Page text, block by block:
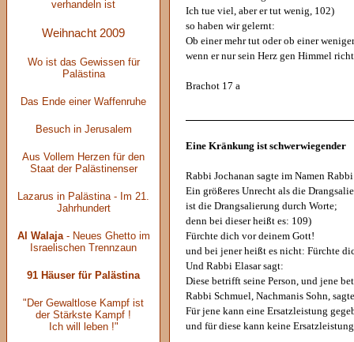
verhandeln ist
Weihnacht 2009
Wo ist das Gewissen für
Palästina
Das Ende einer Waffenruhe
Besuch in Jerusalem
Aus Vollem Herzen für den
Staat der Palästinenser
Lazarus in Palästina - Im 21.
Jahrhundert
Al Walaja- Neues Ghetto im
Israelischen Trennzaun
91 Häuser für Palästina
"Der Gewaltlose Kampf ist
der Stärkste Kampf !
Ich will leben !"
Ich tue viel, aber er tut wenig, 102)
so haben wir gelernt:
Ob einer mehr tut oder ob einer
wenn er nur sein Herz gen Himmel
Brachot 17 a
Eine Kränkung ist schwerwiegender
Rabbi Jochanan sagte im Namen
Ein größeres Unrecht als die
ist die Drangsalierung durch Worte;
denn bei dieser heißt es: 109)
Fürchte dich vor deinem Gott!
und bei jener heißt es nicht: Fürchte
Und Rabbi Elasar sagt:
Diese betrifft seine Person, und jene
Rabbi Schmuel, Nachmanis Sohn,
Für jene kann eine Ersatzleistung
und für diese kann keine